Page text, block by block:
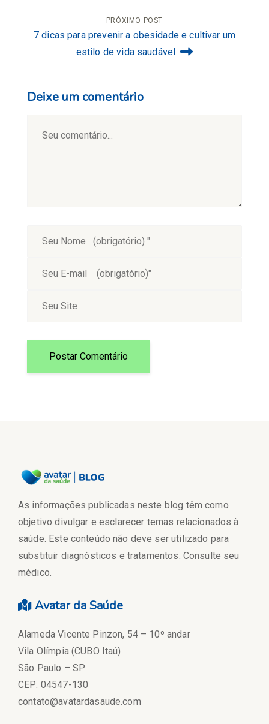
PRÓXIMO POST
7 dicas para prevenir a obesidade e cultivar um
estilo de vida saudável
Deixe um comentário
As informações publicadas neste blog têm como
objetivo divulgar e esclarecer temas relacionados à
saúde. Este conteúdo não deve ser utilizado para
substituir diagnósticos e tratamentos. Consulte seu
médico.
Avatar da Saúde
Alameda Vicente Pinzon, 54 – 10º andar
Vila Olímpia (CUBO Itaú)
São Paulo – SP
CEP: 04547-130
contato@avatardasaude.com